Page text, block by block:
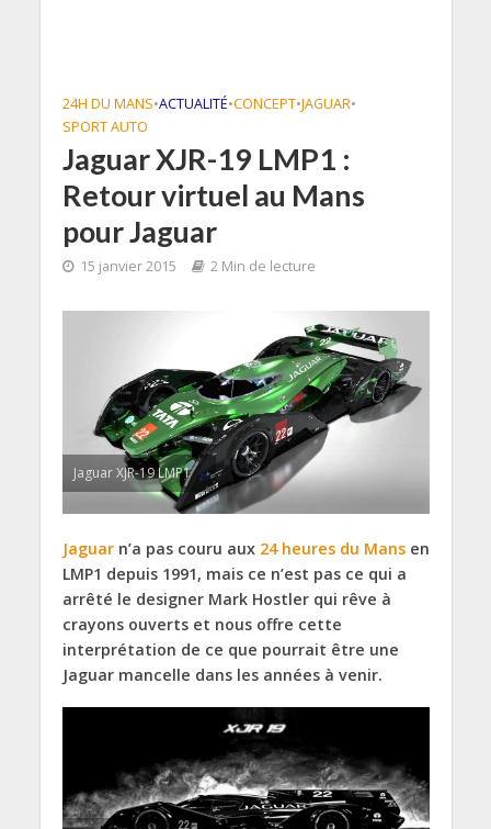
24H DU MANS•ACTUALITÉ•CONCEPT•JAGUAR•
SPORT AUTO
Jaguar XJR-19 LMP1 :
Retour virtuel au Mans
pour Jaguar
15 janvier 2015 2 Min de lecture
Jaguar XJR-19 LMP1
Jaguarn’a pas couru aux 24 heures du Mansen
LMP1 depuis 1991, mais ce n’est pas ce qui a
arrêté le designer Mark Hostler qui rêve à
crayons ouverts et nous offre cette
interprétation de ce que pourrait être une
Jaguar mancelle dans les années à venir.